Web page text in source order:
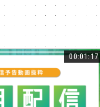
00:01:17